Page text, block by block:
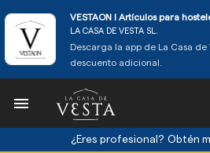
VESTAON l Artículos para
LA CASA DE VESTA SL.
Descarga la app de La Casa
descuento adicional.

¿Eres profesional? Obtén